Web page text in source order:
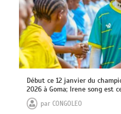
Début ce 12 janvier du
2026 à Goma; Irene song est
parCONGOLEO